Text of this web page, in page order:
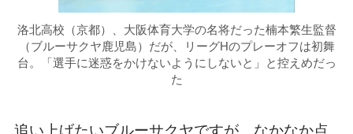
洛北高校（京都）、大阪体育大学の名将だった楠本繁生監督
（ブルーサクヤ鹿児島）だが、リーグHのプレーオフは初舞
台。「選手に迷惑をかけないようにしないと」と控えめだっ
た
追い上げたいブルーサクヤですが、なかなか点